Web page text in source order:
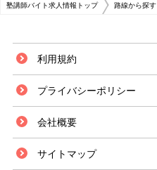
塾講師バイト求人情報トップ 路線から探す
利用規約
プライバシーポリシー
会社概要
サイトマップ